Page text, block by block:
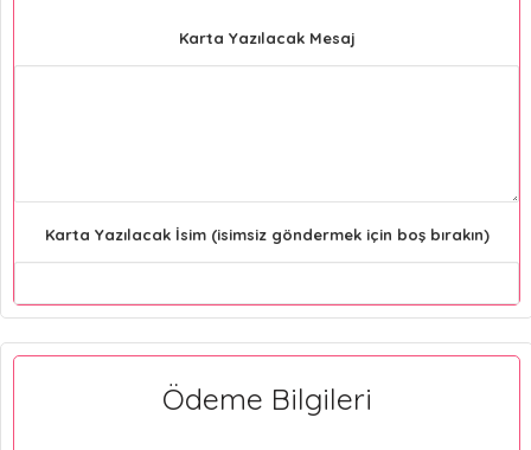
Karta Yazılacak Mesaj
Karta Yazılacak İsim (isimsiz göndermek için boş bırakın)
Ödeme Bilgileri